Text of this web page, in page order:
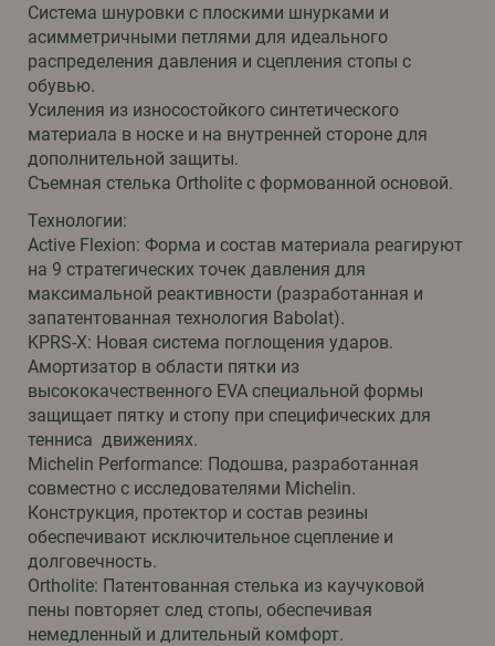
Система шнуровки с плоскими шнурками и
асимметричными петлями для идеального
распределения давления и сцепления стопы с
обувью.
Усиления из износостойкого синтетического
материала в носке и на внутренней стороне для
дополнительной защиты.
Съемная стелька Ortholite с формованной основой.
Технологии:
Active Flexion: Форма и состав материала реагируют
на 9 стратегических точек давления для
максимальной реактивности (разработанная и
запатентованная технология Babolat).
KPRS-X: Новая система поглощения ударов.
Амортизатор в области пятки из
высококачественного EVA специальной формы
защищает пятку и стопу при специфических для
тенниса движениях.
Michelin Performance: Подошва, разработанная
совместно с исследователями Michelin.
Конструкция, протектор и состав резины
обеспечивают исключительное сцепление и
долговечность.
Ortholite: Патентованная стелька из каучуковой
пены повторяет след стопы, обеспечивая
немедленный и длительный комфорт.